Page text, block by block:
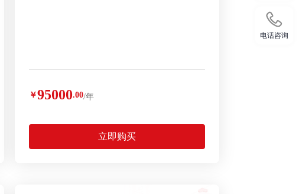
￥95000.00/年
立即购买
电话咨询